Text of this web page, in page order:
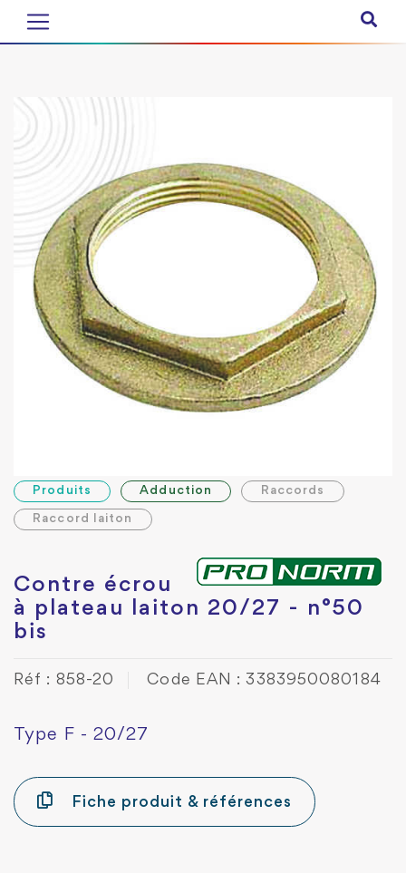
Produits Adduction Raccords
Raccord laiton
Contre écrou
à plateau laiton 20/27 - n°50
bis
Réf : 858-20 Code EAN : 3383950080184
Type F - 20/27
Fiche produit & références